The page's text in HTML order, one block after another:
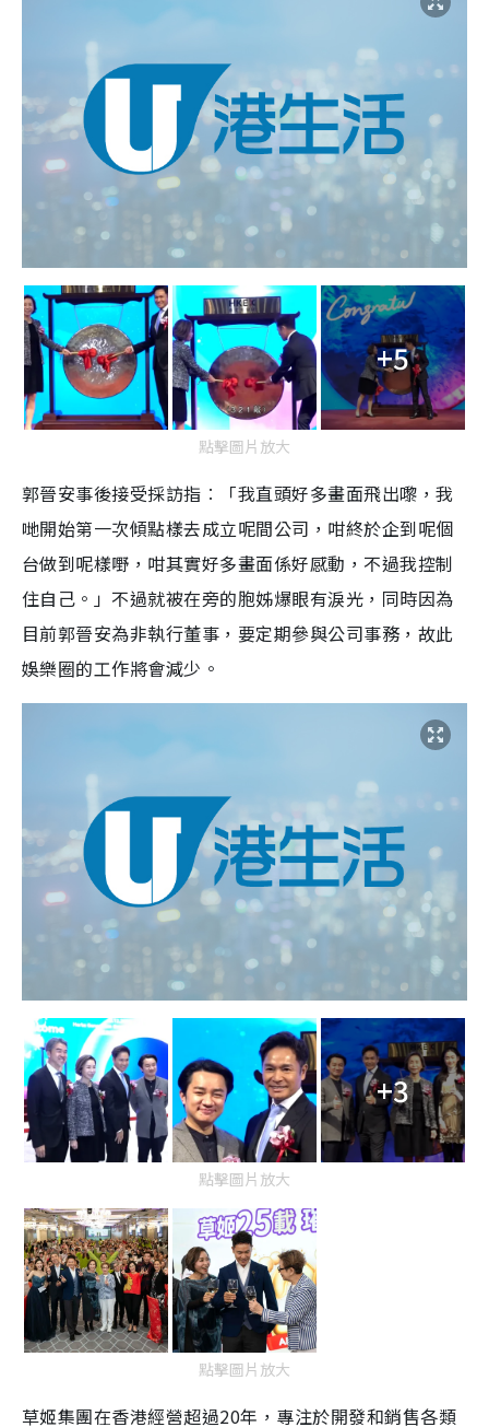
+5
點擊圖片放大
郭晉安事後接受採訪指︰「我直頭好多畫面飛出嚟，我
哋開始第一次傾點樣去成立呢間公司，咁終於企到呢個
台做到呢樣嘢，咁其實好多畫面係好感動，不過我控制
住自己。」不過就被在旁的胞姊爆眼有淚光，同時因為
目前郭晉安為非執行董事，要定期參與公司事務，故此
娛樂圈的工作將會減少。
+3
點擊圖片放大
點擊圖片放大
草姬集團在香港經營超過20年，專注於開發和銷售各類